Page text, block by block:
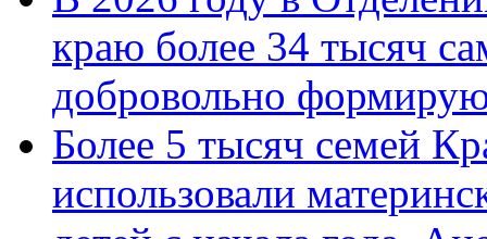
краю более 34 тысяч
добровольно
Более 5 тысяч семей
использовали